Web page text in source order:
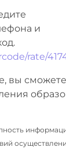
и
rate/
вы